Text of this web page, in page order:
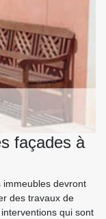
façades à
immeubles devront
des travaux de
qui sont